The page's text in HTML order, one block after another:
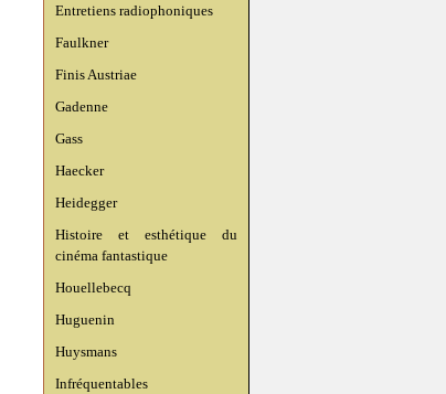
Entretiens radiophoniques
Faulkner
Finis Austriae
Gadenne
Gass
Haecker
Heidegger
Histoire et esthétique du
cinéma fantastique
Houellebecq
Huguenin
Huysmans
Infréquentables